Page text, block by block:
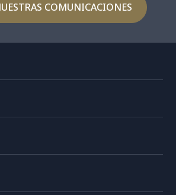
COMUNICACIONES